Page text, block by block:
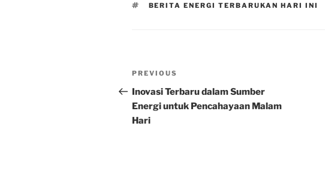
TAGS
BERITA ENERGI TERBARUKAN HARI INI
Post
navigation
Previous
Post
PREVIOUS
Inovasi Terbaru dalam Sumber
Energi untuk Pencahayaan Malam
Hari